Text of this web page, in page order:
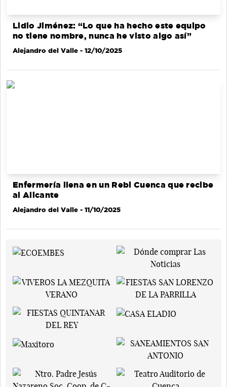
Lidio Jiménez: “Lo que ha hecho este equipo
no tiene nombre, nunca he visto algo así”
Alejandro del Valle - 12/10/2025
Enfermería llena en un Rebi Cuenca que recibe
al Alicante
Alejandro del Valle - 11/10/2025